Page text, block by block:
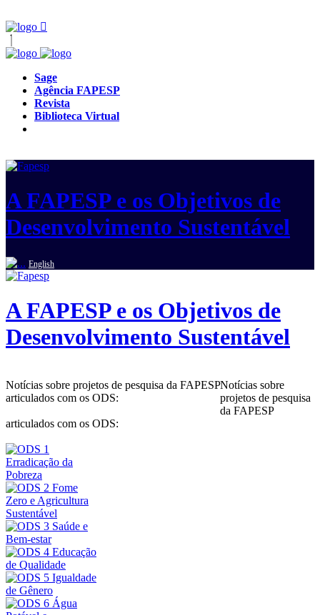
Sage
Agência FAPESP
Revista
Biblioteca Virtual
A FAPESP e os Objetivos de
Desenvolvimento Sustentável
English
A FAPESP e os Objetivos de
Desenvolvimento Sustentável
Notícias sobre projetos de pesquisa da FAPESP
articulados com os ODS:
Notícias sobre
projetos de pesquisa
da FAPESP
articulados com os ODS: